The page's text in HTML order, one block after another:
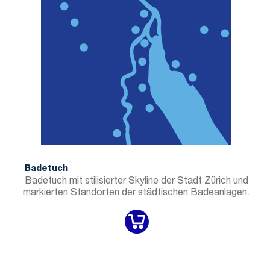
Badetuch
Badetuch mit stilisierter Skyline der Stadt Zürich und
markierten Standorten der städtischen Badeanlagen.